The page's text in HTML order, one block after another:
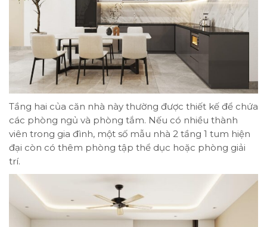
Tầng hai của căn nhà này thường được thiết kế để chứa
các phòng ngủ và phòng tắm. Nếu có nhiều thành
viên trong gia đình, một số mẫu nhà 2 tầng 1 tum hiện
đại còn có thêm phòng tập thể dục hoặc phòng giải
trí.